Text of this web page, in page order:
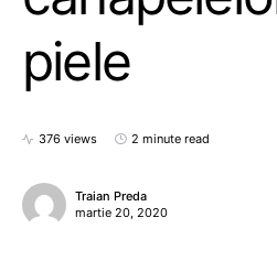
piele
376 views 2 minute read
Traian Preda
martie 20, 2020